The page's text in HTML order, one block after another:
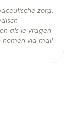
zorg.
als je vragen
nemen via mail